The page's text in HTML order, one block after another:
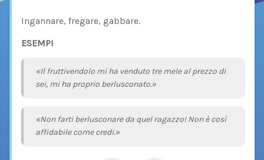
Ingannare, fregare, gabbare.
ESEMPI
«Il fruttivendolo mi ha venduto tre mele al prezzo di
sei, mi ha proprio berlusconato.»
«Non farti berlusconare da quel ragazzo! Non è così
affidabile come credi.»